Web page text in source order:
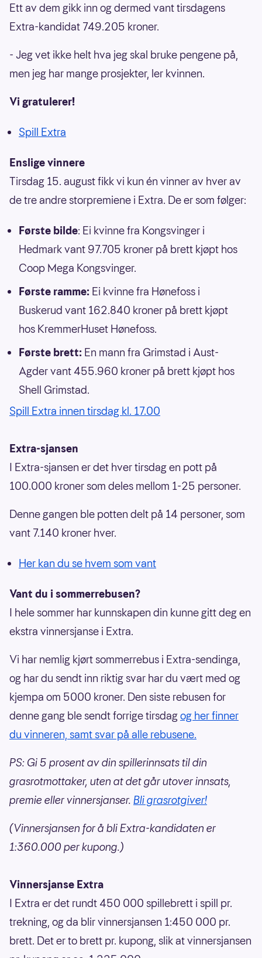
Ett av dem gikk inn og dermed vant tirsdagens
Extra-kandidat 749.205 kroner.
- Jeg vet ikke helt hva jeg skal bruke pengene på,
men jeg har mange prosjekter, ler kvinnen.
Vi gratulerer!
Spill Extra
Enslige vinnere
Tirsdag 15. august fikk vi kun én vinner av hver av
de tre andre storpremiene i Extra. De er som følger:
Første bilde: Ei kvinne fra Kongsvinger i
Hedmark vant 97.705 kroner på brett kjøpt hos
Coop Mega Kongsvinger.
Første ramme: Ei kvinne fra Hønefoss i
Buskerud vant 162.840 kroner på brett kjøpt
hos KremmerHuset Hønefoss.
Første brett: En mann fra Grimstad i Aust-
Agder vant 455.960 kroner på brett kjøpt hos
Shell Grimstad.
Spill Extra innen tirsdag kl. 17.00
Extra-sjansen
I Extra-sjansen er det hver tirsdag en pott på
100.000 kroner som deles mellom 1-25 personer.
Denne gangen ble potten delt på 14 personer, som
vant 7.140 kroner hver.
Her kan du se hvem som vant
Vant du i sommerrebusen?
I hele sommer har kunnskapen din kunne gitt deg en
ekstra vinnersjanse i Extra.
Vi har nemlig kjørt sommerrebus i Extra-sendinga,
og har du sendt inn riktig svar har du vært med og
kjempa om 5000 kroner. Den siste rebusen for
denne gang ble sendt forrige tirsdagog her finner
du vinneren, samt svar på alle rebusene.
PS: Gi 5 prosent av din spillerinnsats til din
grasrotmottaker, uten at det går utover innsats,
premie eller vinnersjanser. Bli grasrotgiver!
(Vinnersjansen for å bli Extra-kandidaten er
1:360.000 per kupong.)
Vinnersjanse Extra
I Extra er det rundt 450 000 spillebrett i spill pr.
trekning, og da blir vinnersjansen 1:450 000 pr.
brett. Det er to brett pr. kupong, slik at vinnersjansen